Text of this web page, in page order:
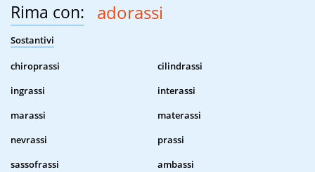
Rima con: adorassi
Sostantivi
chiroprassi
cilindrassi
ingrassi
interassi
marassi
materassi
nevrassi
prassi
sassofrassi
ambassi